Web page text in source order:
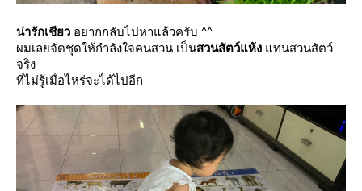
น่ารักเชียว อยากกลับไปหาแล้วครับ ^^
ผมเลยจัดชุดให้กำลังใจคนสวน เป็นสวนสัตว์แห้ง ทนสวนสัตว์
จริง
ที่ไม่รู้เมื่อไหร่จะได้ไปอีก